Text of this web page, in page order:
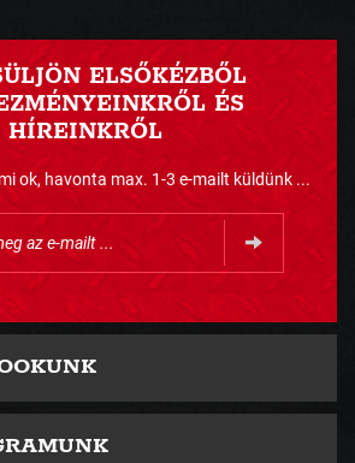
ELSŐKÉZBŐL
ÉS
HÍREINKRŐL
ok, havonta max. 1-3 e-mailt küldünk ...